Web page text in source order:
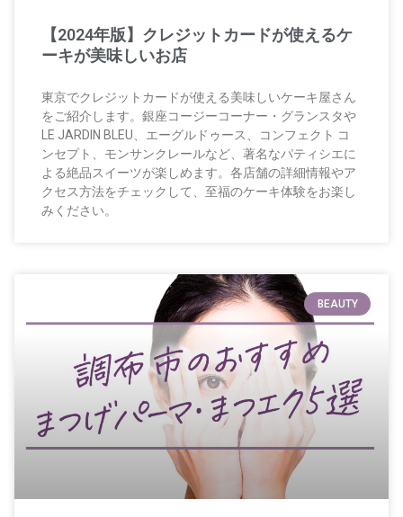
【2024年版】クレジットカードが使えるケ
ーキが美味しいお店
東京でクレジットカードが使える美味しいケーキ屋さん
をご紹介します。銀座コージーコーナー・グランスタや
LE JARDIN BLEU、エーグルドゥース、コンフェクト コ
ンセプト、モンサンクレールなど、著名なパティシエに
よる絶品スイーツが楽しめます。各店舗の詳細情報やア
クセス方法をチェックして、至福のケーキ体験をお楽し
みください。
BEAUTY